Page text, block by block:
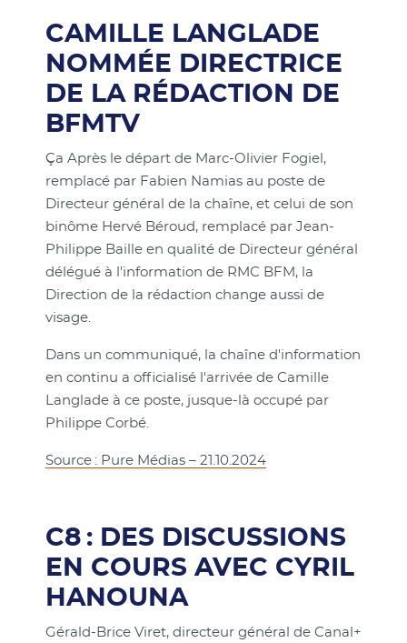
CAMILLE LANGLADE
NOMMÉE DIRECTRICE
DE LA RÉDACTION DE
BFMTV
Ça Après le départ de Marc-Olivier Fogiel,
remplacé par Fabien Namias au poste de
Directeur général de la chaîne, et celui de son
binôme Hervé Béroud, remplacé par Jean-
Philippe Baille en qualité de Directeur général
délégué à l'information de RMC BFM, la
Direction de la rédaction change aussi de
visage.
Dans un communiqué, la chaîne d'information
en continu a officialisé l'arrivée de Camille
Langlade à ce poste, jusque-là occupé par
Philippe Corbé.
Source : Pure Médias – 21.10.2024
C8 : DES DISCUSSIONS
EN COURS AVEC CYRIL
HANOUNA
Gérald-Brice Viret, directeur général de Canal+